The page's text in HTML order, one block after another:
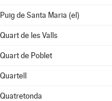
Puig de Santa Maria (el)
Quart de les Valls
Quart de Poblet
Quartell
Quatretonda